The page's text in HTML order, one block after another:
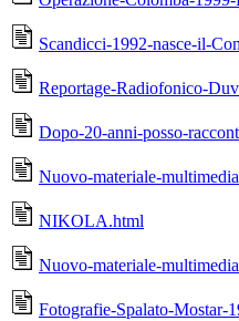
Scandicci-1992-nasce-il-
Reportage-Radiofonico-
Dopo-20-anni-posso-
Nuovo-materiale-
NIKOLA.html
Nuovo-materiale-
Fotografie-Spalato-Mostar-